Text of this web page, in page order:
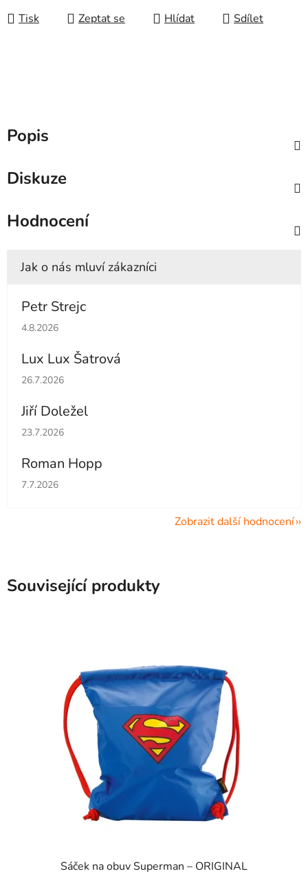
Tisk Zeptat se Hlídat Sdílet
Popis
Diskuze
Hodnocení
Petr Strejc
Hodnocení obchodu je 5 z 5 hvězdiček.
4.8.2026
Lux Lux Šatrová
Hodnocení obchodu je 5 z 5 hvězdiček.
26.7.2026
Jiří Doležel
Hodnocení obchodu je 5 z 5 hvězdiček.
23.7.2026
Roman Hopp
Hodnocení obchodu je 5 z 5 hvězdiček.
7.7.2026
Zobrazit další hodnocení
Související produkty
Sáček na obuv Superman – ORIGINAL